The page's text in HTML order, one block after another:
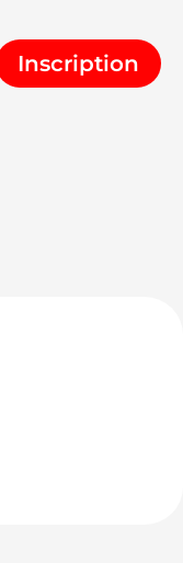
Inscription